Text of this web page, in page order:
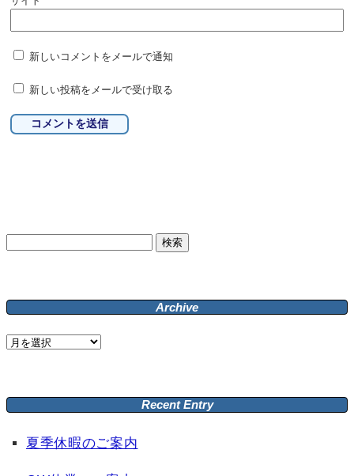
新しいコメントをメールで通知
新しい投稿をメールで受け取る
Archive
Archive
Recent Entry
夏季休暇のご案内